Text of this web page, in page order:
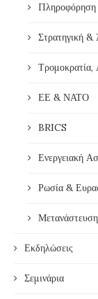
Πληροφόρηση
Στρατηγική &
ΕΕ & ΝΑΤΟ
BRICS
Ενεργειακή
Ρωσία &
Μετανάστευση
Εκδηλώσεις
Σεμινάρια